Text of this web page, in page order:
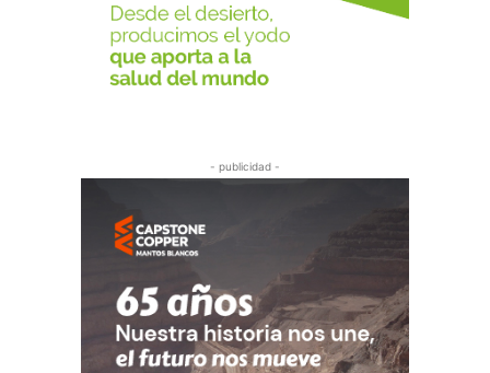
- publicidad -